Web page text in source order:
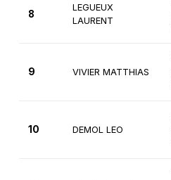
8
LEGUEUX
LAURENT
9 VIVIER MATTHIAS
10 DEMOL LEO